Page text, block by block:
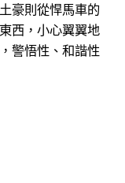
豪則從悍馬車的
西，小心翼翼地
警悟性、和諧性